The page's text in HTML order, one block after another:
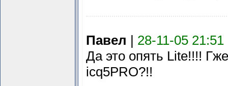
Павел | 28-11-05 21:51
Да это опять Lite!!!!
icq5PRO?!!